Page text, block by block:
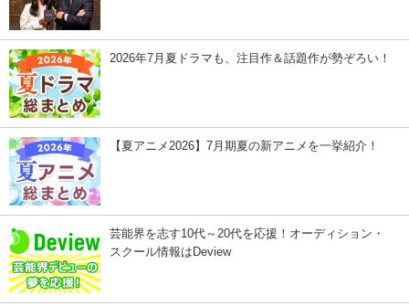
2026年7月夏ドラマも、注目作＆話題作が勢ぞろい！
【夏アニメ2026】7月期夏の新アニメを一挙紹介！
芸能界を志す10代～20代を応援！オーディション・
スクール情報はDeview